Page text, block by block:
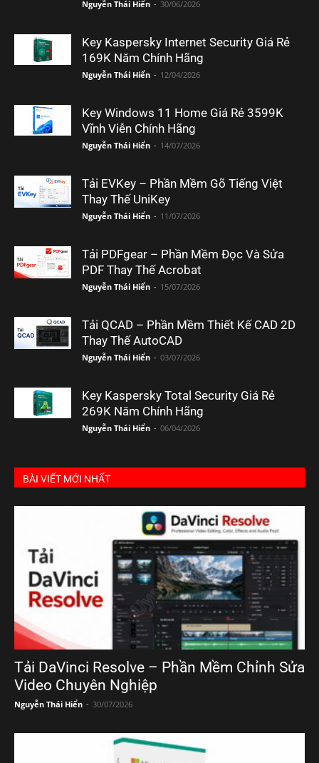
Nguyễn Thái Hiển - 30/06/2026
Key Kaspersky Internet Security Giá Rẻ
169K Năm Chính Hãng
Nguyễn Thái Hiển - 12/04/2026
Key Windows 11 Home Giá Rẻ 3599K
Vĩnh Viễn Chính Hãng
Nguyễn Thái Hiển - 14/07/2026
Tải EVKey – Phần Mềm Gõ Tiếng Việt
Thay Thế UniKey
Nguyễn Thái Hiển - 11/07/2026
Tải PDFgear – Phần Mềm Đọc Và Sửa
PDF Thay Thế Acrobat
Nguyễn Thái Hiển - 15/07/2026
Tải QCAD – Phần Mềm Thiết Kế CAD 2D
Thay Thế AutoCAD
Nguyễn Thái Hiển - 03/07/2026
Key Kaspersky Total Security Giá Rẻ
269K Năm Chính Hãng
Nguyễn Thái Hiển - 06/04/2026
BÀI VIẾT MỚI NHẤT
Tải DaVinci Resolve – Phần Mềm Chỉnh Sửa
Video Chuyên Nghiệp
Nguyễn Thái Hiển - 30/07/2026